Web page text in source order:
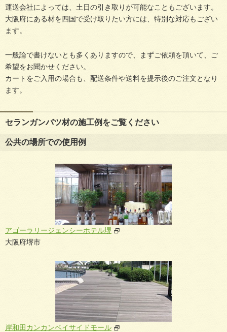
運送会社によっては、土日の引き取りが可能なこともございます。
大阪府にある材を四国で受け取りたい方には、特別な対応もござい
ます。
一般論で書けないとも多くありますので、まずご依頼を頂いて、ご
希望をお聞かせください。
カートをご入用の場合も、配送条件や送料を提示後のご注文となり
ます。
セランガンバツ材の施工例をご覧ください
公共の場所での使用例
アゴーラリージェンシーホテル堺
大阪府堺市
岸和田カンカンベイサイドモール